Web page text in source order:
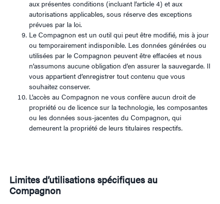
aux présentes conditions (incluant l’article 4) et aux
autorisations applicables, sous réserve des exceptions
prévues par la loi.
Le Compagnon est un outil qui peut être modifié, mis à jour
ou temporairement indisponible. Les données générées ou
utilisées par le Compagnon peuvent être effacées et nous
n’assumons aucune obligation d’en assurer la sauvegarde. Il
vous appartient d’enregistrer tout contenu que vous
souhaitez conserver.
L’accès au Compagnon ne vous confère aucun droit de
propriété ou de licence sur la technologie, les composantes
ou les données sous-jacentes du Compagnon, qui
demeurent la propriété de leurs titulaires respectifs.
Limites d’utilisations spécifiques au
Compagnon